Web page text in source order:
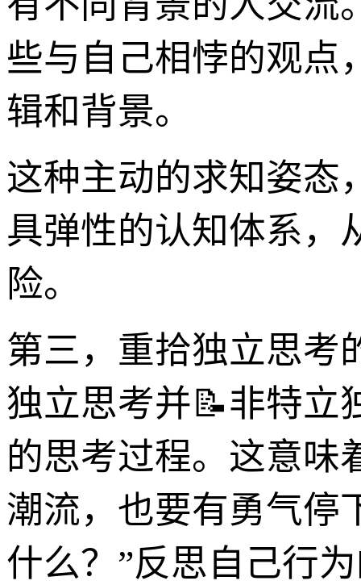
些与自己相悖的观点
辑和背景。
这种主动的求知姿态
具弹性的认知体系，
险。
第三，重拾独立思考
独立思考并📝非特立
的思考过程。这意味
潮流，也要有勇气停
什么？”反思自己行